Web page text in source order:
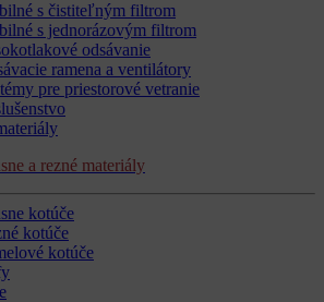
s čistiteľným filtrom
s jednorázovým filtrom
odsávanie
ramena a ventilátory
pre priestorové vetranie
a rezné materiály
kotúče
kotúče
kotúče